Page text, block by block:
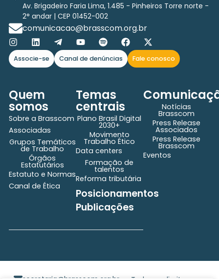
Av. Brigadeiro Faria Lima, 1.485 - Pinheiros Torre norte -
2° andar | CEP 01452-002
comunicacao@brasscom.org.br
Associe-se Canal de denúncias Fale conosco
Quem
somos
Sobre a Brasscom
Associadas
Grupos Temáticos
de Trabalho
Órgãos
Estatutários
Estatuto e Normas
Canal de Ética
Temas
centrais
Plano Brasil Digital
2030+
Movimento
Trabalho Ético
Data centers
Formação de
talentos
Reforma tributária
Posicionamentos
Publicações
Notícias
Brasscom
Press Release
Associados
Press Release
Brasscom
Eventos